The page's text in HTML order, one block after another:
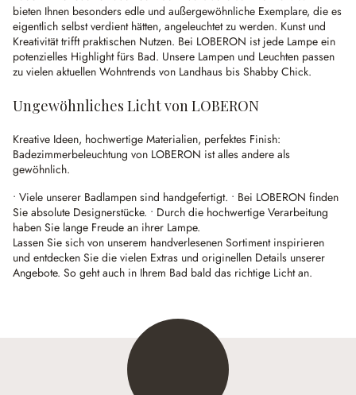
bieten Ihnen besonders edle und außergewöhnliche Exemplare, die es
eigentlich selbst verdient hätten, angeleuchtet zu werden. Kunst und
Kreativität trifft praktischen Nutzen. Bei LOBERON ist jede Lampe ein
potenzielles Highlight fürs Bad. Unsere Lampen und Leuchten passen
zu vielen aktuellen Wohntrends von Landhaus bis Shabby Chick.
Ungewöhnliches Licht von LOBERON
Kreative Ideen, hochwertige Materialien, perfektes Finish:
Badezimmerbeleuchtung von LOBERON ist alles andere als
gewöhnlich.
• Viele unserer Badlampen sind handgefertigt. • Bei LOBERON finden
Sie absolute Designerstücke. • Durch die hochwertige Verarbeitung
haben Sie lange Freude an ihrer Lampe.
Lassen Sie sich von unserem handverlesenen Sortiment inspirieren
und entdecken Sie die vielen Extras und originellen Details unserer
Angebote. So geht auch in Ihrem Bad bald das richtige Licht an.